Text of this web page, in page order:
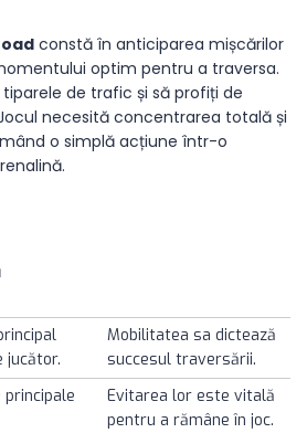
constă în anticiparea mișcărilor
optim pentru a traversa.
de trafic și să profiți de
necesită concentrarea totală și
o simplă acțiune într-o
jucător.
Mobilitatea sa dictează
succesul traversării.
Evitarea lor este vitală
pentru a rămâne în joc.